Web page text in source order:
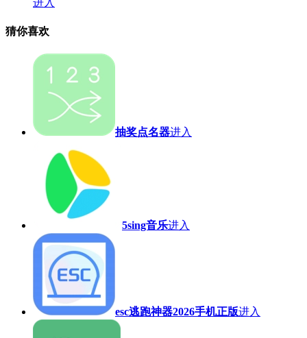
猜你喜欢
抽奖点名器进入
5sing音乐进入
esc逃跑神器2026手机正版进入